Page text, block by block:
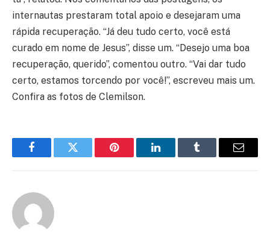
internautas prestaram total apoio e desejaram uma
rápida recuperação. “Já deu tudo certo, você está
curado em nome de Jesus”, disse um. “Desejo uma boa
recuperação, querido”, comentou outro. “Vai dar tudo
certo, estamos torcendo por você!”, escreveu mais um.
Confira as fotos de Clemilson.
FacebookTwitter Pinterest LinkedInTumblr Email